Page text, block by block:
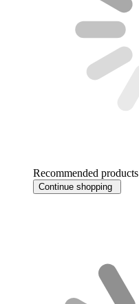
Recommended products
Continue shopping